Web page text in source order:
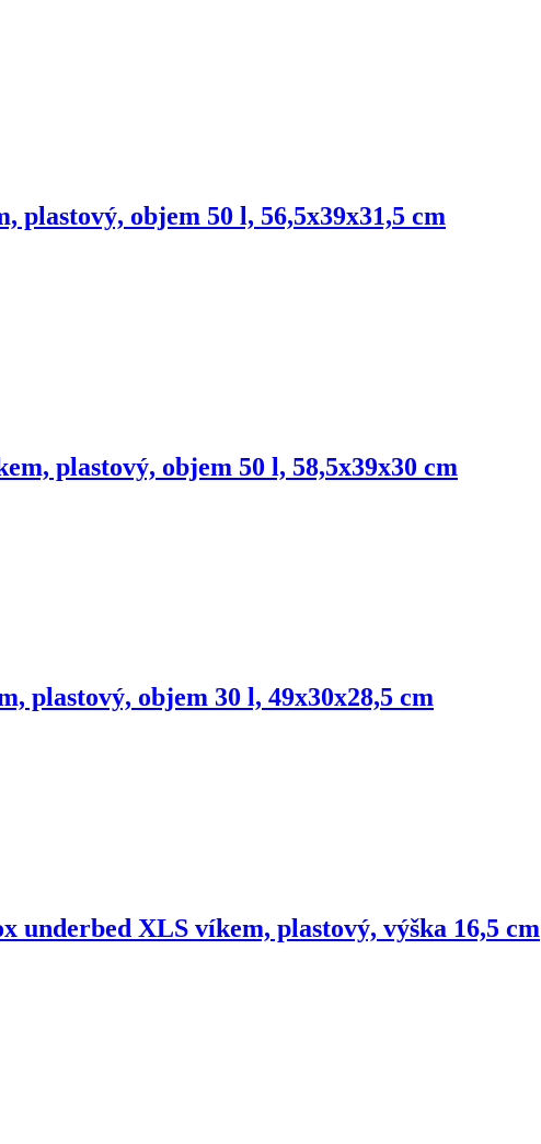
plastový, objem 50 l, 56,5x39x31,5 cm
plastový, objem 50 l, 58,5x39x30 cm
plastový, objem 30 l, 49x30x28,5 cm
underbed XLS víkem, plastový, výška 16,5 cm